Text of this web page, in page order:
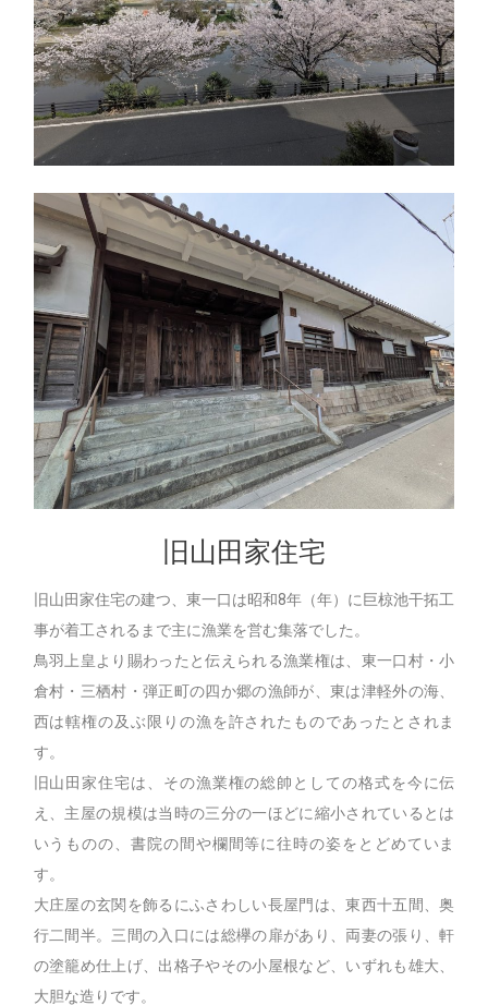
旧山田家住宅
旧山田家住宅の建つ、東一口は昭和8年（年）に巨椋池干拓工
事が着工されるまで主に漁業を営む集落でした。
鳥羽上皇より賜わったと伝えられる漁業権は、東一口村・小
倉村・三栖村・弾正町の四か郷の漁師が、東は津軽外の海、
西は轄権の及ぶ限りの漁を許されたものであったとされま
す。
旧山田家住宅は、その漁業権の総帥としての格式を今に伝
え、主屋の規模は当時の三分の一ほどに縮小されているとは
いうものの、書院の間や欄間等に往時の姿をとどめていま
す。
大庄屋の玄関を飾るにふさわしい長屋門は、東西十五間、奥
行二間半。三間の入口には総欅の扉があり、両妻の張り、軒
の塗籠め仕上げ、出格子やその小屋根など、いずれも雄大、
大胆な造りです。